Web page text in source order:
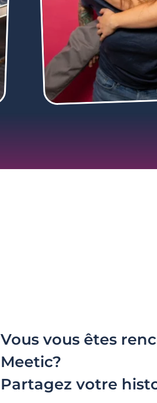
Vous vous êtes
Meetic?
Partagez votre